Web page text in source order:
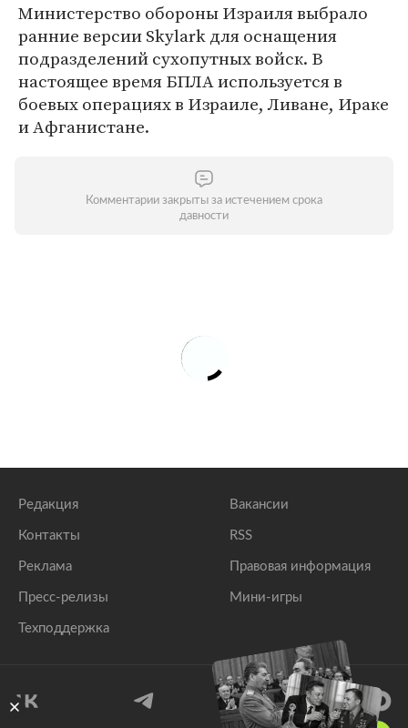
Министерство обороны Израиля выбрало
ранние версии Skylark для оснащения
подразделений сухопутных войск. В
настоящее время БПЛА используется в
боевых операциях в Израиле, Ливане, Ираке
и Афганистане.
Комментарии закрыты за истечением срока
давности
Редакция
Контакты
Реклама
Пресс-релизы
Техподдержка
Вакансии
RSS
Правовая информация
Мини-игры